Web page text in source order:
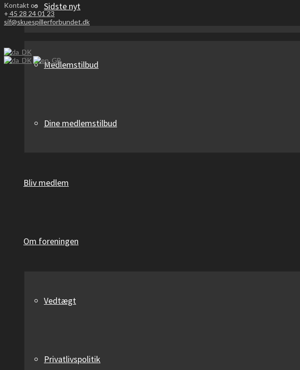
Sidste nyt
Medlemstilbud
Dine medlemstilbud
Bliv medlem
Om foreningen
Vedtægt
Privatlivspolitik
Kontakt os
+ 45 28 24 01 23
sif@skuespillerforbundet.dk